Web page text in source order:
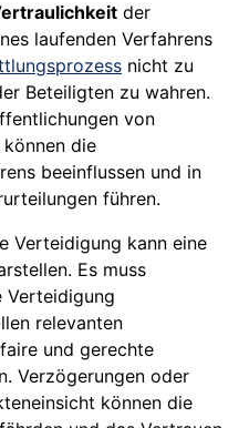
der
laufenden Verfahrens
nicht zu
Beteiligten zu wahren.
von
die
beeinflussen und in
führen.
Verteidigung kann eine
Es muss
Verteidigung
relevanten
und gerechte
Verzögerungen oder
können die